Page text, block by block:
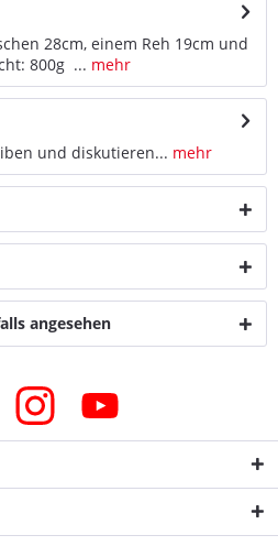
28cm, einem Reh 19cm und
800g ... mehr
und diskutieren... mehr
angesehen